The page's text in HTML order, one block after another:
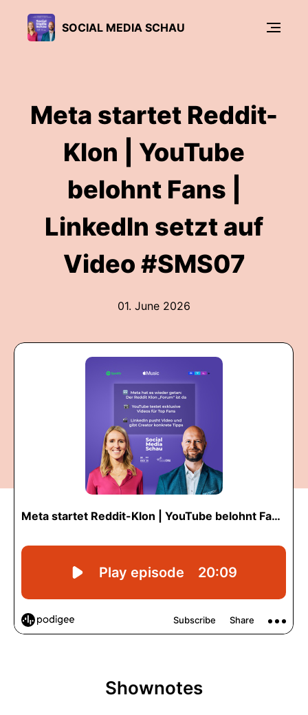
SOCIAL MEDIA SCHAU
Meta startet Reddit-
Klon | YouTube
belohnt Fans |
LinkedIn setzt auf
Video #SMS07
01. June 2026
Shownotes